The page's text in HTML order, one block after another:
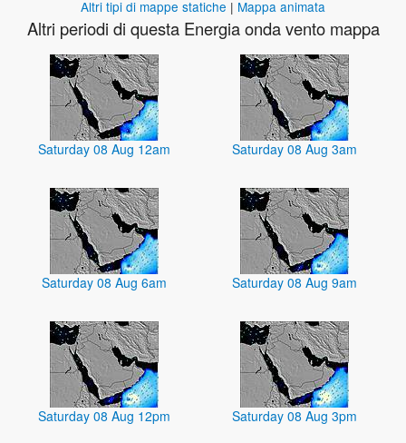
Altri tipi di mappe statiche | Mappa animata
Altri periodi di questa Energia onda vento mappa
Saturday 08 Aug 12am Saturday 08 Aug 3am
Saturday 08 Aug 6am Saturday 08 Aug 9am
Saturday 08 Aug 12pm Saturday 08 Aug 3pm